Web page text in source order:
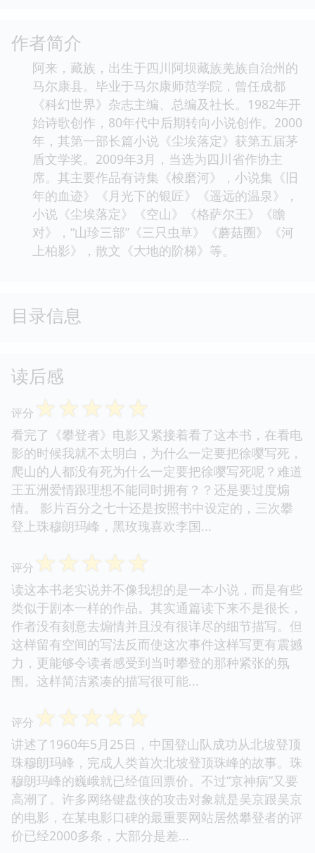
作者简介
阿来，藏族，出生于四川阿坝藏族羌族自治州的
马尔康县。毕业于马尔康师范学院，曾任成都
《科幻世界》杂志主编、总编及社长。1982年开
始诗歌创作，80年代中后期转向小说创作。2000
年，其第一部长篇小说《尘埃落定》获第五届茅
盾文学奖。2009年3月，当选为四川省作协主
席。其主要作品有诗集《梭磨河》，小说集《旧
年的血迹》《月光下的银匠》《遥远的温泉》，
小说《尘埃落定》《空山》《格萨尔王》《瞻
对》，“山珍三部”《三只虫草》《蘑菇圈》《河
上柏影》，散文《大地的阶梯》等。
目录信息
读后感
评分 ☆☆☆☆☆
看完了《攀登者》电影又紧接着看了这本书，在看电
影的时候我就不太明白，为什么一定要把徐嘤写死，
爬山的人都没有死为什么一定要把徐嘤写死呢？难道
王五洲爱情跟理想不能同时拥有？？还是要过度煽
情。 影片百分之七十还是按照书中设定的，三次攀
登上珠穆朗玛峰，黑玫瑰喜欢李国...
评分 ☆☆☆☆☆
读这本书老实说并不像我想的是一本小说，而是有些
类似于剧本一样的作品。其实通篇读下来不是很长，
作者没有刻意去煽情并且没有很详尽的细节描写。但
这样留有空间的写法反而使这次事件这样写更有震撼
力，更能够令读者感受到当时攀登的那种紧张的氛
围。这样简洁紧凑的描写很可能...
评分 ☆☆☆☆☆
讲述了1960年5月25日，中国登山队成功从北坡登顶
珠穆朗玛峰，完成人类首次北坡登顶珠峰的故事。珠
穆朗玛峰的巍峨就已经值回票价。不过“京神病”又要
高潮了。许多网络键盘侠的攻击对象就是吴京跟吴京
的电影，在某电影口碑的最重要网站居然攀登者的评
价已经2000多条，大部分是差...